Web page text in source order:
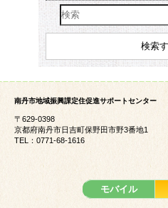
南丹市地域振興課定住促進サポートセンター
〒629-0398
京都府南丹市日吉町保野田市野3番地1
TEL：0771-68-1616
モバイル